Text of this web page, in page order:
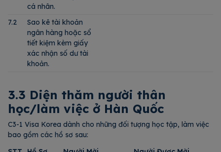
cá nhân.
7.2
Sao kê tài khoản
ngân hàng hoặc sổ
tiết kiệm kèm giấy
xác nhận số dư tài
khoản.
3.3 Diện thăm người thân
học/làm việc ở Hàn Quốc
C3-1 Visa Korea dành cho những đối tượng học tập, làm việc
bao gồm các hồ sơ sau: